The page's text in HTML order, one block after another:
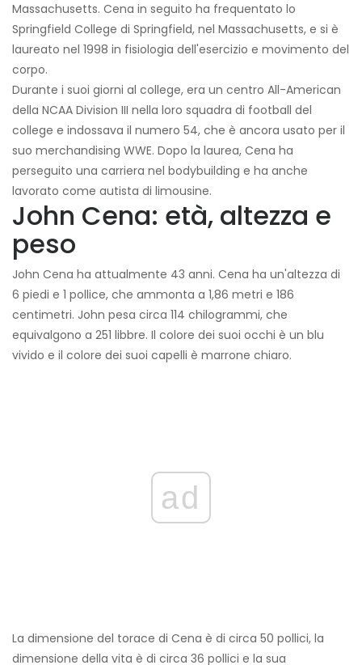
Massachusetts. Cena in seguito ha frequentato lo
Springfield College di Springfield, nel Massachusetts, e si è
laureato nel 1998 in fisiologia dell'esercizio e movimento del
corpo.
Durante i suoi giorni al college, era un centro All-American
della NCAA Division III nella loro squadra di football del
college e indossava il numero 54, che è ancora usato per il
suo merchandising WWE. Dopo la laurea, Cena ha
perseguito una carriera nel bodybuilding e ha anche
lavorato come autista di limousine.
John Cena: età, altezza e
peso
John Cena ha attualmente 43 anni. Cena ha un'altezza di
6 piedi e 1 pollice, che ammonta a 1,86 metri e 186
centimetri. John pesa circa 114 chilogrammi, che
equivalgono a 251 libbre. Il colore dei suoi occhi è un blu
vivido e il colore dei suoi capelli è marrone chiaro.
ad
La dimensione del torace di Cena è di circa 50 pollici, la
dimensione della vita è di circa 36 pollici e la sua